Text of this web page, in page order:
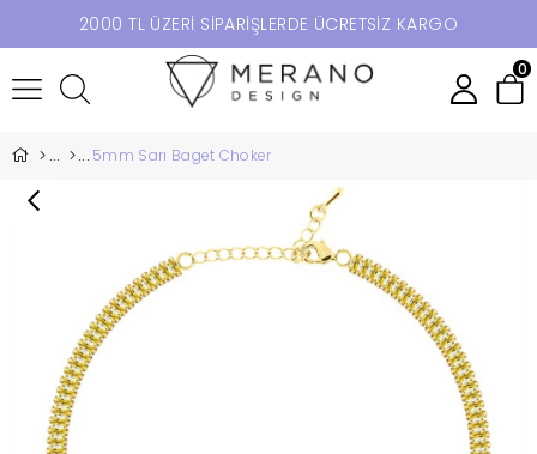
2000 TL ÜZERİ SİPARİŞLERDE ÜCRETSİZ KARGO
0
5mm Sarı Baget Choker